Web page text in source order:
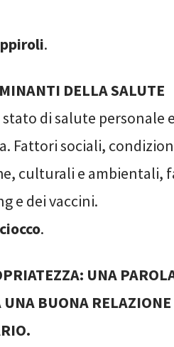
.
DELLA SALUTE
di salute personale
Fattori sociali,
culturali e ambientali,
e dei vaccini.
.
UNA
BUONA